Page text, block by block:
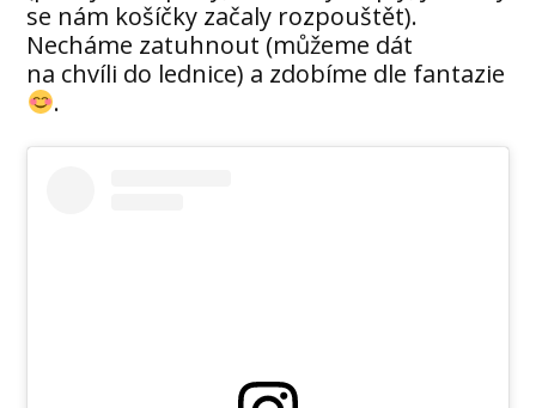
se nám košíčky začaly rozpouštět).
Necháme zatuhnout (můžeme dát
na chvíli do lednice) a zdobíme dle fantazie
.